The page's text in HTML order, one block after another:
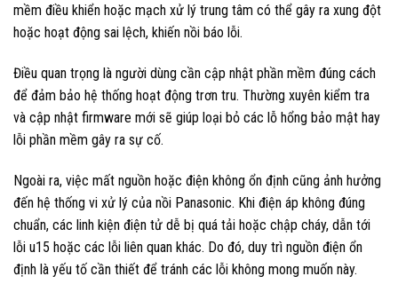
mềm điều khiển hoặc mạch xử lý trung tâm có thể gây ra xung đột
hoặc hoạt động sai lệch, khiến nồi báo lỗi.
Điều quan trọng là người dùng cần cập nhật phần mềm đúng cách
để đảm bảo hệ thống hoạt động trơn tru. Thường xuyên kiểm tra
và cập nhật firmware mới sẽ giúp loại bỏ các lỗ hổng bảo mật hay
lỗi phần mềm gây ra sự cố.
Ngoài ra, việc mất nguồn hoặc điện không ổn định cũng ảnh hưởng
đến hệ thống vi xử lý của nồi Panasonic. Khi điện áp không đúng
chuẩn, các linh kiện điện tử dễ bị quá tải hoặc chập cháy, dẫn tới
lỗi u15 hoặc các lỗi liên quan khác. Do đó, duy trì nguồn điện ổn
định là yếu tố cần thiết để tránh các lỗi không mong muốn này.